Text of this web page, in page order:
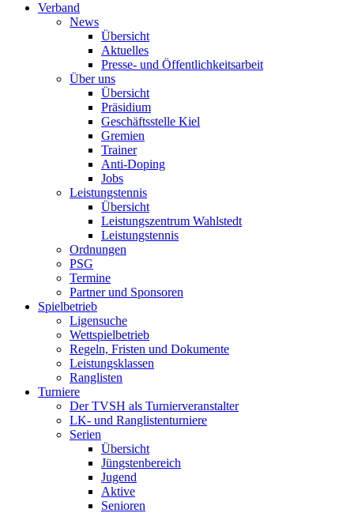
Verband
News
Übersicht
Aktuelles
Presse- und Öffentlichkeitsarbeit
Über uns
Übersicht
Präsidium
Geschäftsstelle Kiel
Gremien
Trainer
Anti-Doping
Jobs
Leistungstennis
Übersicht
Leistungszentrum Wahlstedt
Leistungstennis
Ordnungen
PSG
Termine
Partner und Sponsoren
Spielbetrieb
Ligensuche
Wettspielbetrieb
Regeln, Fristen und Dokumente
Leistungsklassen
Ranglisten
Turniere
Der TVSH als Turnierveranstalter
LK- und Ranglistenturniere
Serien
Übersicht
Jüngstenbereich
Jugend
Aktive
Senioren